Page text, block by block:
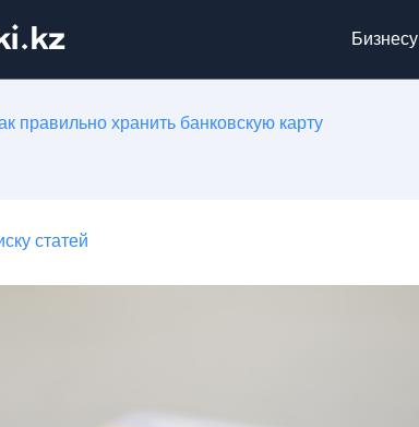
Бизнесу
правильно хранить банковскую карту
статей